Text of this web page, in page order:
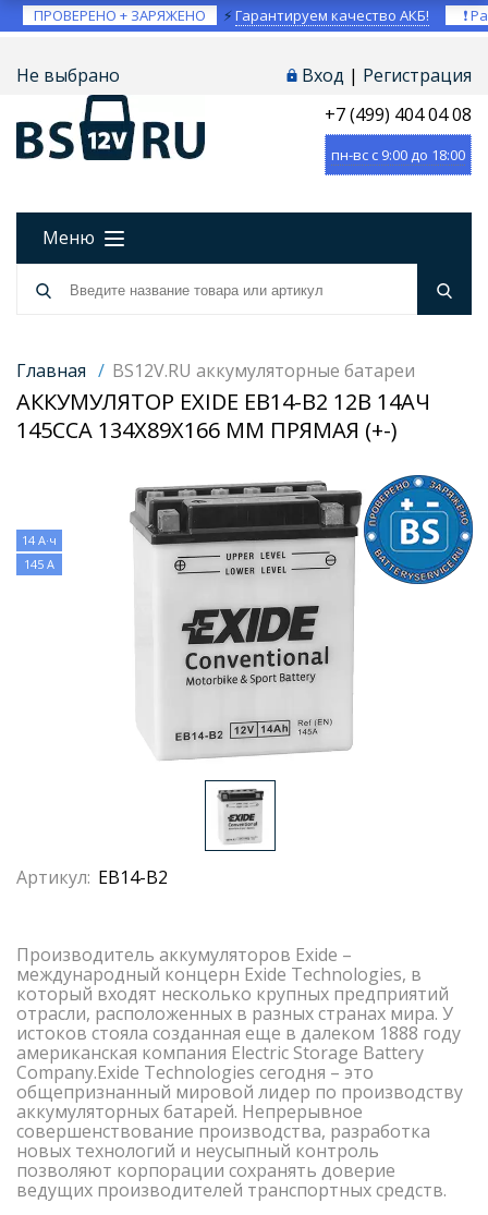
ПРОВЕРЕНО + ЗАРЯЖЕНО ⚡Гарантируем качество АКБ! ❗
Не выбрано Вход | Регистрация
+7 (499) 404 04 08
пн-вс с 9:00 до 18:00
Меню
Главная / BS12V.RU аккумуляторные батареи
АККУМУЛЯТОР EXIDE EB14-B2 12В 14АЧ
145CCA 134X89X166 ММ ПРЯМАЯ (+-)
14 А·ч
145 А
Артикул: EB14-B2
Производитель аккумуляторов Exide –
международный концерн Exide Technologies, в
который входят несколько крупных предприятий
отрасли, расположенных в разных странах мира. У
истоков стояла созданная еще в далеком 1888 году
американская компания Electric Storage Battery
Company.Exide Technologies сегодня – это
общепризнанный мировой лидер по производству
аккумуляторных батарей. Непрерывное
совершенствование производства, разработка
новых технологий и неусыпный контроль
позволяют корпорации сохранять доверие
ведущих производителей транспортных средств.